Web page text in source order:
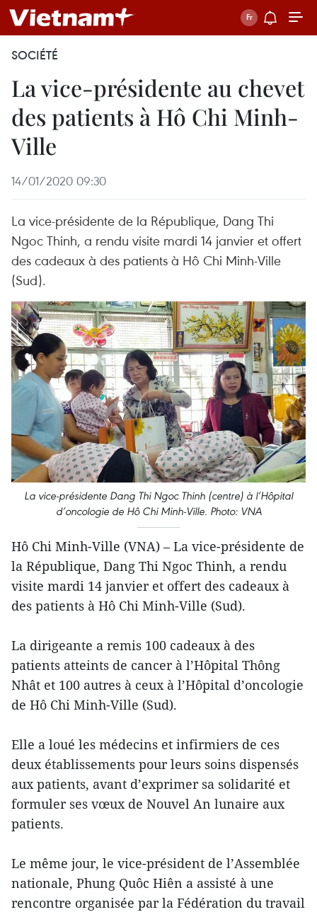
SOCIÉTÉ
La vice-présidente au chevet
des patients à Hô Chi Minh-
Ville
14/01/2020 09:30
La vice-présidente de la République, Dang Thi
Ngoc Thinh, a rendu visite mardi 14 janvier et offert
des cadeaux à des patients à Hô Chi Minh-Ville
(Sud).
La vice-présidente Dang Thi Ngoc Thinh (centre) à l’Hôpital
d’oncologie de Hô Chi Minh-Ville. Photo: VNA
Hô Chi Minh-Ville (VNA) – La vice-présidente de
la République, Dang Thi Ngoc Thinh, a rendu
visite mardi 14 janvier et offert des cadeaux à
des patients à Hô Chi Minh-Ville (Sud).
La dirigeante a remis 100 cadeaux à des
patients atteints de cancer à l’Hôpital Thông
Nhât et 100 autres à ceux à l’Hôpital d’oncologie
de Hô Chi Minh-Ville (Sud).
Elle a loué les médecins et infirmiers de ces
deux établissements pour leurs soins dispensés
aux patients, avant d’exprimer sa solidarité et
formuler ses vœux de Nouvel An lunaire aux
patients.
Le même jour, le vice-président de l’Assemblée
nationale, Phung Quôc Hiên a assisté à une
rencontre organisée par la Fédération du travail